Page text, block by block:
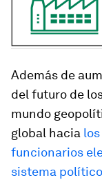
Además de
del futuro de
mundo
global hacia
funcionarios
sistema político